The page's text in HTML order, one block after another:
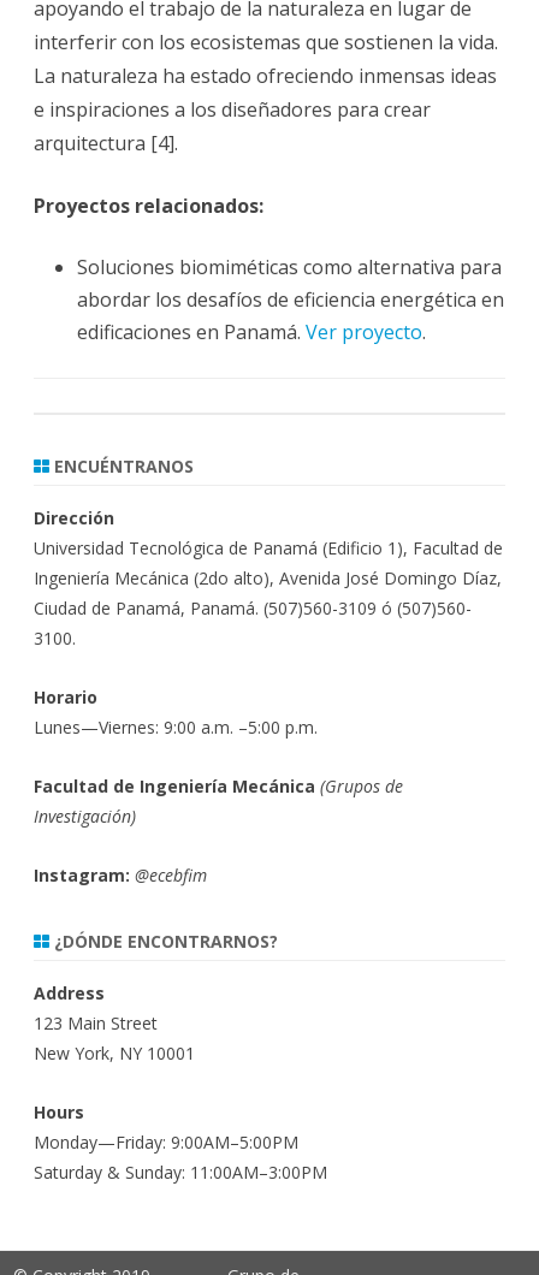
apoyando el trabajo de la naturaleza en lugar de
interferir con los ecosistemas que sostienen la vida.
La naturaleza ha estado ofreciendo inmensas ideas
e inspiraciones a los diseñadores para crear
arquitectura [4].
Proyectos relacionados:
Soluciones biomiméticas como alternativa para
abordar los desafíos de eficiencia energética en
edificaciones en Panamá. Ver proyecto.
ENCUÉNTRANOS
Dirección
Universidad Tecnológica de Panamá (Edificio 1), Facultad de
Ingeniería Mecánica (2do alto), Avenida José Domingo Díaz,
Ciudad de Panamá, Panamá. (507)560-3109 ó (507)560-
3100.
Horario
Lunes—Viernes: 9:00 a.m. –5:00 p.m.
Facultad de Ingeniería Mecánica (Grupos de
Investigación)
Instagram: @ecebfim
¿DÓNDE ENCONTRARNOS?
Address
123 Main Street
New York, NY 10001
Hours
Monday—Friday: 9:00AM–5:00PM
Saturday & Sunday: 11:00AM–3:00PM